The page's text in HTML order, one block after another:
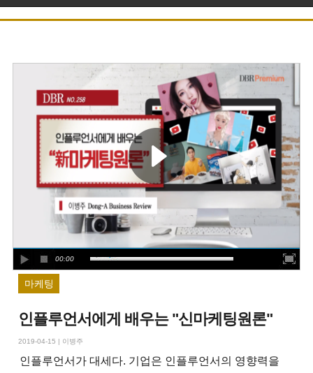
00:00
마케팅
인플루언서에게 배우는 "신마케팅원론"
2019-04-15 | 이병주
인플루언서가 대세다. 기업은 인플루언서의 영향력을